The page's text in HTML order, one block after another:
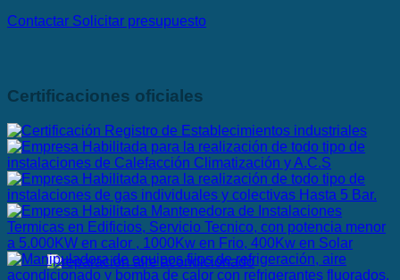
Contactar Solicitar presupuesto
Certificaciones oficiales